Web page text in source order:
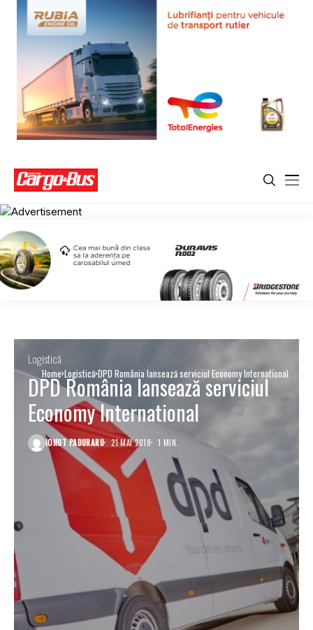
Home Logistică DPD România lansează serviciul Economy International
Logistică
DPD România lansează serviciul
Economy International
IONUT PADURARU 21 MAI 2018 1 MIN.